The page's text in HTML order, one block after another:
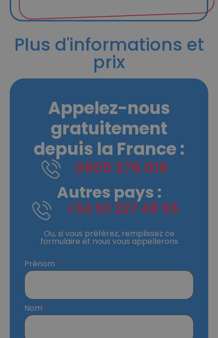
Plus d'informations et
prix
Appelez-nous
gratuitement
depuis la France :
0805 376 016
Autres pays :
+34 93 227 48 96
Ou, si vous préférez, remplissez ce
formulaire et nous vous appellerons
Prénom
Nom